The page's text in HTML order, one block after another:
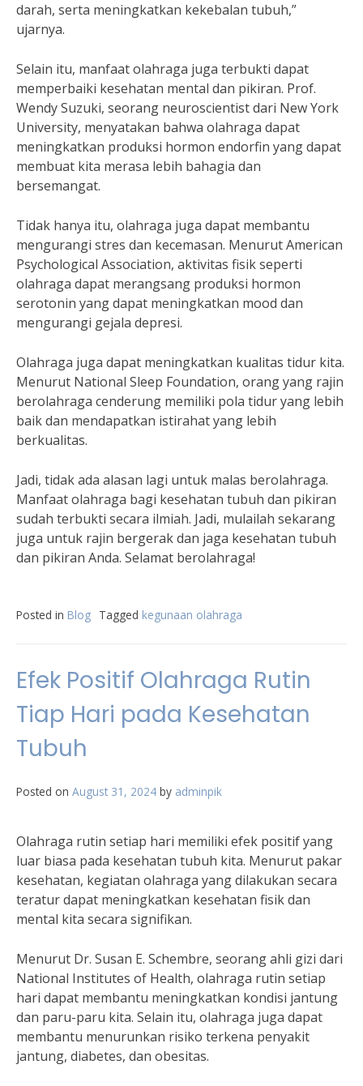
darah, serta meningkatkan kekebalan tubuh,”
ujarnya.
Selain itu, manfaat olahraga juga terbukti dapat
memperbaiki kesehatan mental dan pikiran. Prof.
Wendy Suzuki, seorang neuroscientist dari New York
University, menyatakan bahwa olahraga dapat
meningkatkan produksi hormon endorfin yang dapat
membuat kita merasa lebih bahagia dan
bersemangat.
Tidak hanya itu, olahraga juga dapat membantu
mengurangi stres dan kecemasan. Menurut American
Psychological Association, aktivitas fisik seperti
olahraga dapat merangsang produksi hormon
serotonin yang dapat meningkatkan mood dan
mengurangi gejala depresi.
Olahraga juga dapat meningkatkan kualitas tidur kita.
Menurut National Sleep Foundation, orang yang rajin
berolahraga cenderung memiliki pola tidur yang lebih
baik dan mendapatkan istirahat yang lebih
berkualitas.
Jadi, tidak ada alasan lagi untuk malas berolahraga.
Manfaat olahraga bagi kesehatan tubuh dan pikiran
sudah terbukti secara ilmiah. Jadi, mulailah sekarang
juga untuk rajin bergerak dan jaga kesehatan tubuh
dan pikiran Anda. Selamat berolahraga!
Posted in Blog Tagged kegunaan olahraga
Efek Positif Olahraga Rutin
Tiap Hari pada Kesehatan
Tubuh
Posted on August 31, 2024 by adminpik
Olahraga rutin setiap hari memiliki efek positif yang
luar biasa pada kesehatan tubuh kita. Menurut pakar
kesehatan, kegiatan olahraga yang dilakukan secara
teratur dapat meningkatkan kesehatan fisik dan
mental kita secara signifikan.
Menurut Dr. Susan E. Schembre, seorang ahli gizi dari
National Institutes of Health, olahraga rutin setiap
hari dapat membantu meningkatkan kondisi jantung
dan paru-paru kita. Selain itu, olahraga juga dapat
membantu menurunkan risiko terkena penyakit
jantung, diabetes, dan obesitas.